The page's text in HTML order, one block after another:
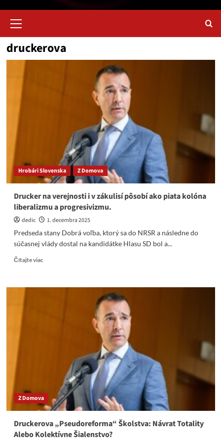
Menu
druckerova
Hrobári Slovenska Z Domova
Drucker na verejnosti i v zákulisí pôsobí ako piata kolóna
liberalizmu a progresivizmu.
dedic
1. decembra 2025
Predseda stany Dobrá voľba, ktorý sa do NRSR a následne do
súčasnej vlády dostal na kandidátke Hlasu SD bol a...
Čítajte viacRead
Drucker
liberalizmu
progresivizmu.
Z Domova
Druckerova „Pseudoreforma“ Školstva: Návrat Totality
Alebo Kolektívne Šialenstvo?